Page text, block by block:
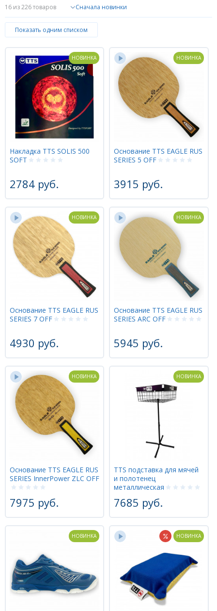
16 из 226 товаров
Показать одним списком
НОВИНКА
Накладка TTS SOLIS 500
SOFT
2784 руб.
НОВИНКА
Основание TTS EAGLE RUS
SERIES 5 OFF
3915 руб.
НОВИНКА
Основание TTS EAGLE RUS
SERIES 7 OFF
4930 руб.
НОВИНКА
Основание TTS EAGLE RUS
SERIES ARC OFF
5945 руб.
НОВИНКА
Основание TTS EAGLE RUS
SERIES InnerPower ZLC OFF
7975 руб.
НОВИНКА
TTS подставка для мячей
и полотенец
металлическая
7685 руб.
НОВИНКА НОВИНКА